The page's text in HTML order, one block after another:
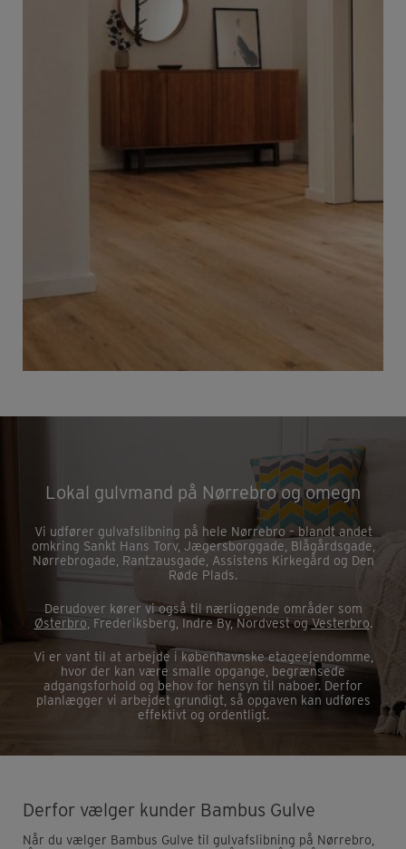
Lokal gulvmand på Nørrebro og omegn
Vi udfører gulvafslibning på hele Nørrebro – blandt andet
omkring Sankt Hans Torv, Jægersborggade, Blågårdsgade,
Nørrebrogade, Rantzausgade, Assistens Kirkegård og Den
Røde Plads.
Derudover kører vi også til nærliggende områder som
Østerbro , Frederiksberg, Indre By, Nordvest ogVesterbro.
Vi er vant til at arbejde i københavnske etageejendomme,
hvor der kan være smalle opgange, begrænsede
adgangsforhold og behov for hensyn til naboer. Derfor
planlægger vi arbejdet grundigt, så opgaven kan udføres
effektivt og ordentligt.
Derfor vælger kunder Bambus Gulve
Når du vælger Bambus Gulve til gulvafslibning på Nørrebro,